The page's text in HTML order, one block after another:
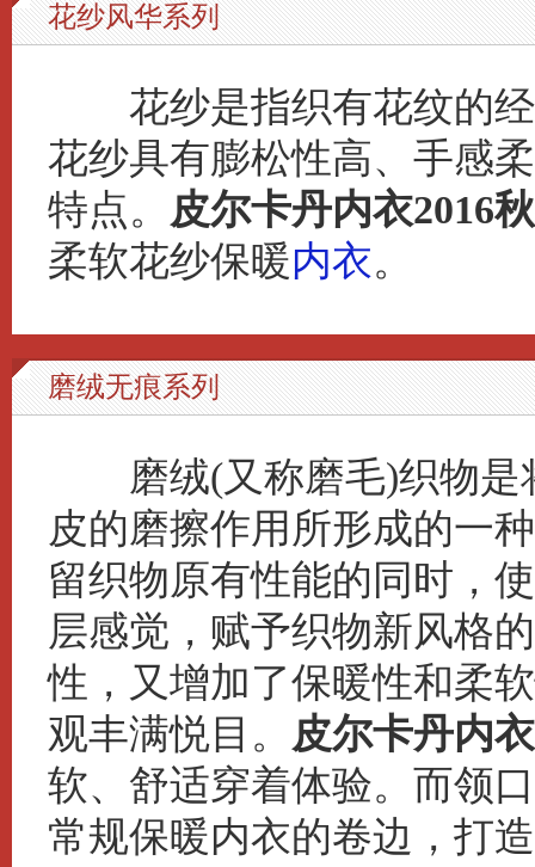
花纱风华系列
花纱是指织有花纹的经
花纱具有膨松性高、手感
特点。 皮尔卡丹内衣2016
柔软花纱保暖内衣。
磨绒无痕系列
磨绒(又称磨毛)织物是
皮的磨擦作用所形成的一
留织物原有性能的同时，
层感觉，赋予织物新风格
性，又增加了保暖性和柔
观丰满悦目。 皮尔卡丹内
软、舒适穿着体验。而领
常规保暖内衣的卷边，打